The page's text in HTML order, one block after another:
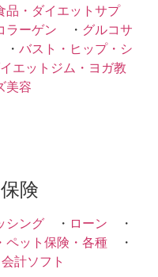
品・ダイエットサプ
ラーゲン ・ グルコサ
・ バスト・ヒップ・シ
エットジム・ヨガ教
美容
険
シング ・ ローン ・
ペット保険・各種 ・
会計ソフト